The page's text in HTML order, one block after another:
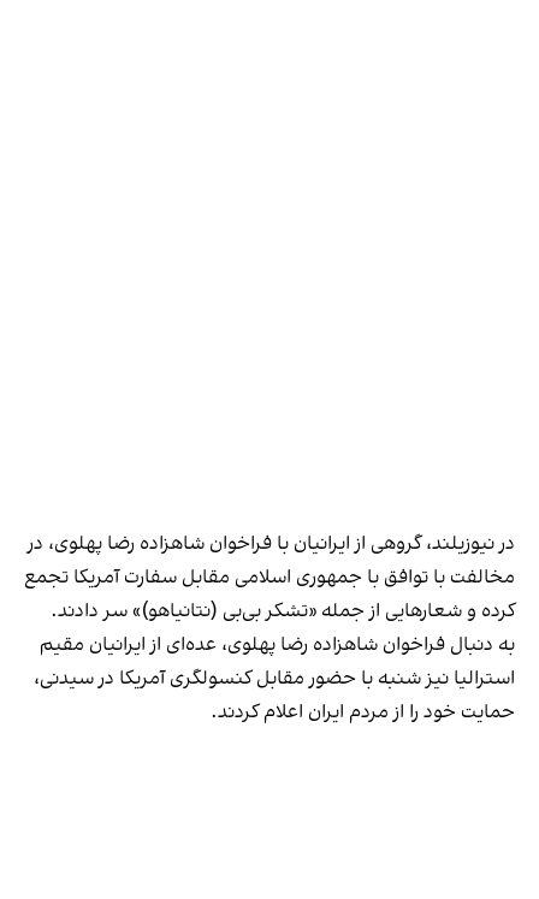
در نیوزیلند، گروهی از ایرانیان با فراخوان شاهزاده رضا پهلوی، در
مخالفت با توافق با جمهوری اسلامی مقابل سفارت آمریکا تجمع
کرده و شعارهایی از جمله «تشکر بی‌بی (نتانیاهو)»سر دادند.
به دنبال فراخوان شاهزاده رضا پهلوی، عده‌ای از ایرانیان مقیم
استرالیا نیز شنبه با حضور مقابل کنسولگری آمریکا در سیدنی،
حمایت خود را از مردم ایران اعلام کردند.